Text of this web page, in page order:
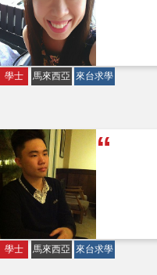
學士 馬來西亞 來台求學
學士 馬來西亞 來台求學